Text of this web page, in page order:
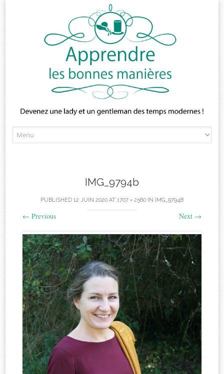
to
IMG_9794b
PUBLISHED 12 JUIN 2020 AT 1707 × 2560 IN IMG_9794B
← Previous Next →